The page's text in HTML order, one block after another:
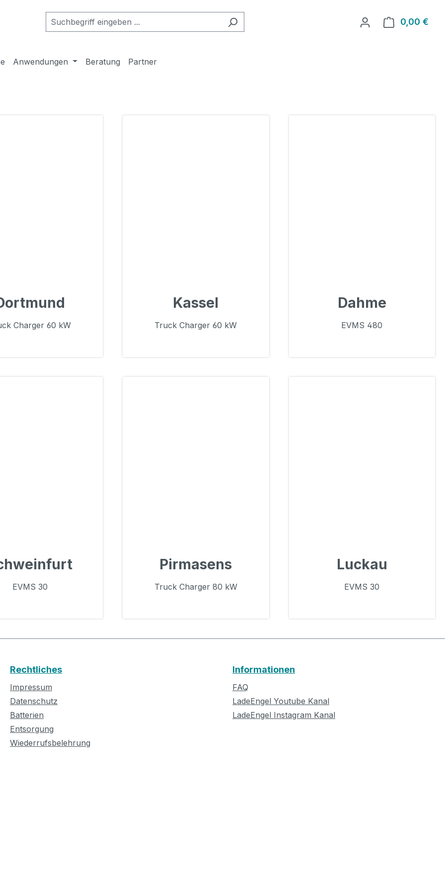
0,00 €
Anwendungen Beratung Partner
Charger 60 kW
Kassel
Truck Charger 60 kW
Dahme
EVMS 480
EVMS 30
Pirmasens
Truck Charger 80 kW
Luckau
EVMS 30
Rechtliches
Impressum
Datenschutz
Batterien
Entsorgung
Wiederrufsbelehrung
Informationen
FAQ
LadeEngel Youtube Kanal
LadeEngel Instagram Kanal